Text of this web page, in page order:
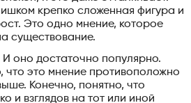
крепко сложенная фигура и
Это одно мнение, которое
существование.
оно достаточно популярно.
что это мнение противоположно
Конечно, понятно, что
и взглядов на тот или иной